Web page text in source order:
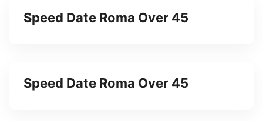
Speed Date Roma Over 45
Speed Date Roma Over 45